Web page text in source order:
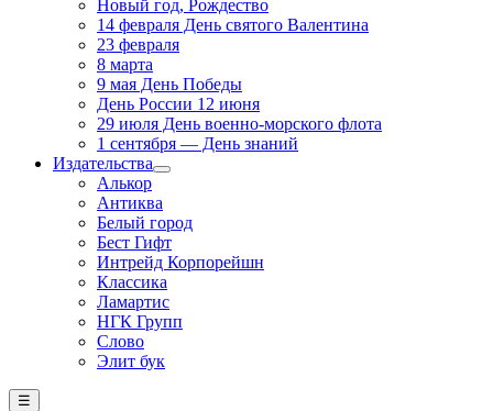
Новый год, Рождество
14 февраля День святого Валентина
23 февраля
8 марта
9 мая День Победы
День России 12 июня
29 июля День военно-морского флота
1 сентября — День знаний
Издательства
Алькор
Антиква
Белый город
Бест Гифт
Интрейд Корпорейшн
Классика
Ламартис
НГК Групп
Слово
Элит бук
☰